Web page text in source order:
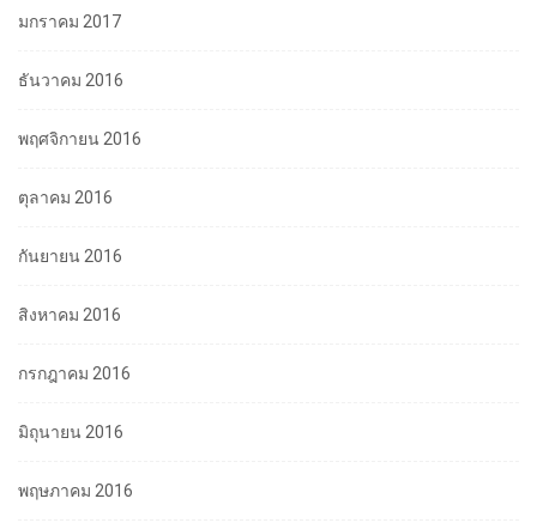
มกราคม 2017
ธันวาคม 2016
พฤศจิกายน 2016
ตุลาคม 2016
กันยายน 2016
สิงหาคม 2016
กรกฎาคม 2016
มิถุนายน 2016
พฤษภาคม 2016